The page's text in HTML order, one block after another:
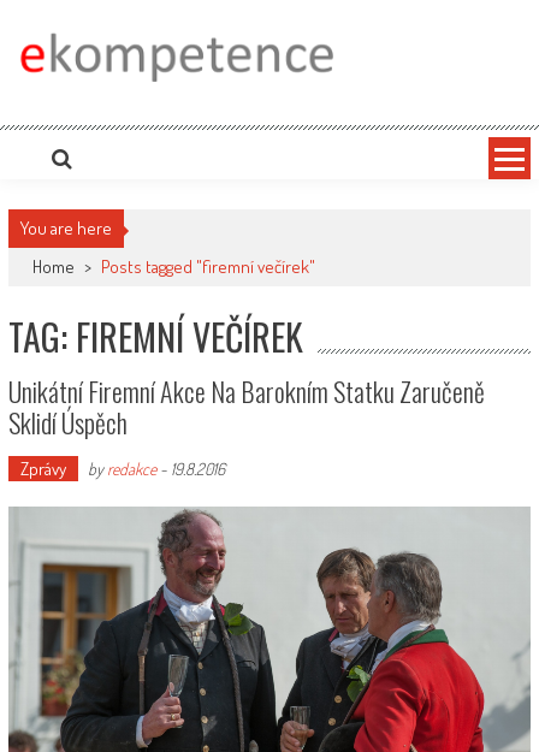
content
Ekompetence
portálech. Press Media. Kde vydat Tiskovou zprávu? Na portále eKompetence
You are here
Home > Posts tagged "firemní večírek"
TAG: FIREMNÍ VEČÍREK
Unikátní Firemní Akce Na Barokním Statku Zaručeně
Sklidí Úspěch
Zprávy byredakce- 19.8.2016